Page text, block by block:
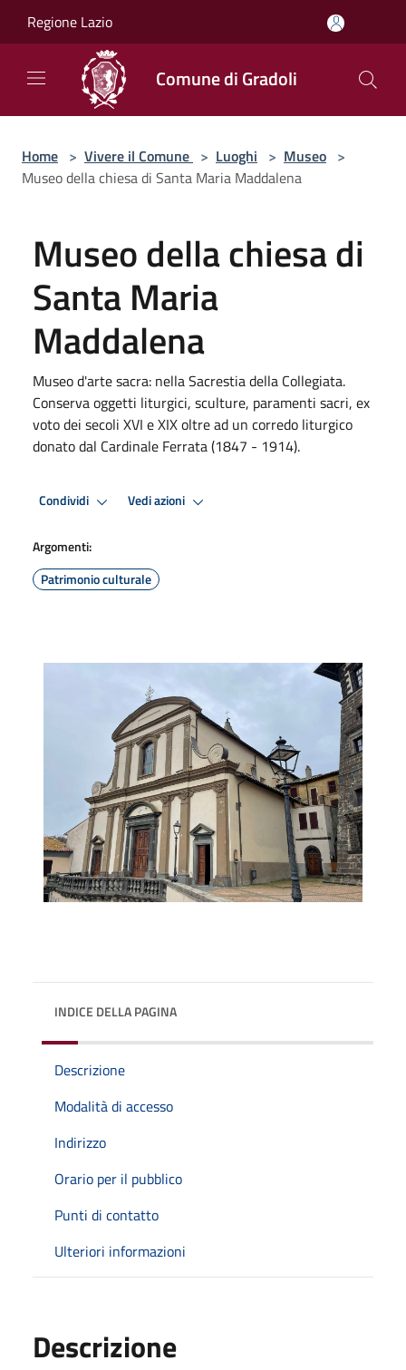
Regione Lazio
Comune di Gradoli
Home > Vivere il Comune > Luoghi > Museo >
Museo della chiesa di Santa Maria Maddalena
Museo della chiesa di
Santa Maria
Maddalena
Museo d'arte sacra: nella Sacrestia della Collegiata.
Conserva oggetti liturgici, sculture, paramenti sacri, ex
voto dei secoli XVI e XIX oltre ad un corredo liturgico
donato dal Cardinale Ferrata (1847 - 1914).
Condividi Vedi azioni
Argomenti:
Patrimonio culturale
INDICE DELLA PAGINA
Descrizione
Modalità di accesso
Indirizzo
Orario per il pubblico
Punti di contatto
Ulteriori informazioni
Descrizione